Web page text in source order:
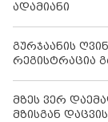
ადამიანი
გურჯაანის
რეგისტრაცია
მზეს ვერ
მზისგან